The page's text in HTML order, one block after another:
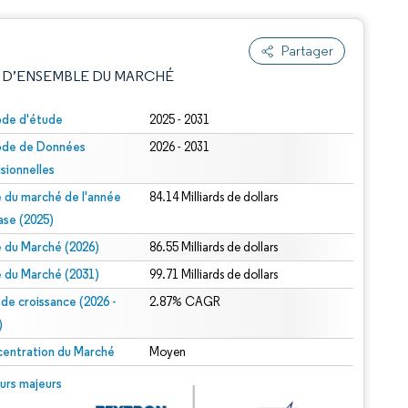
Partager
DU MARCHÉ
d'étude 2025 - 2031
de Données
2026 - 2031
du marché de l'année
(2025)
84.14 Milliards de dollars
du Marché (2026) 86.55 Milliards de dollars
du Marché (2031) 99.71 Milliards de dollars
croissance (2026 -
2.87% CAGR
du Marché Moyen
majeurs
© Mordor Intelligence. La réutilisation nécessite une attribution sous CC BY 4.0.
sous CC BY 4.0.